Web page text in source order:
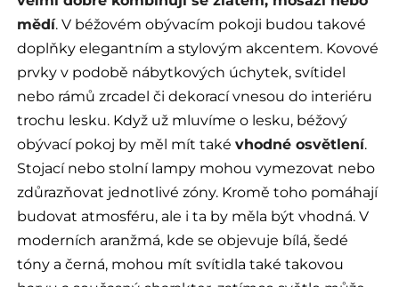
mědí. V béžovém obývacím pokoji budou takové
doplňky elegantním a stylovým akcentem. Kovové
prvky v podobě nábytkových úchytek, svítidel
nebo rámů zrcadel či dekorací vnesou do interiéru
trochu lesku. Když už mluvíme o lesku, béžový
obývací pokoj by měl mít takévhodné osvětlení.
Stojací nebo stolní lampy mohou vymezovat nebo
zdůrazňovat jednotlivé zóny. Kromě toho pomáhají
budovat atmosféru, ale i ta by měla být vhodná. V
moderních aranžmá, kde se objevuje bílá, šedé
tóny a černá, mohou mít svítidla také takovou